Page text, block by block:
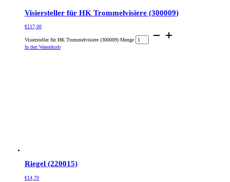
Visiersteller für HK Trommelvisiere (300009)
€117,00
Visiersteller für HK Trommelvisiere (300009) Menge
In den Warenkorb
Riegel (220015)
€14,70